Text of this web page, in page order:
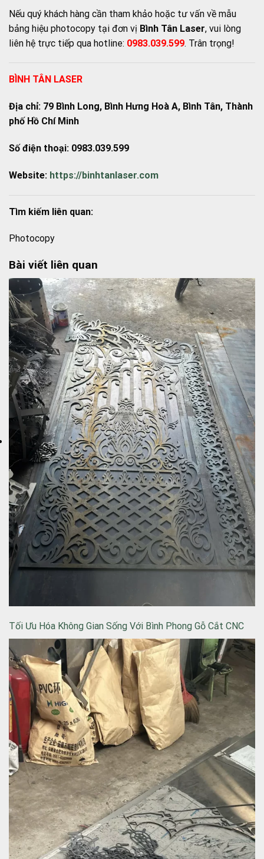
Nếu quý khách hàng cần tham khảo hoặc tư vấn về mẫu
bảng hiệu photocopy tại đơn vị Bình Tân Laser, vui lòng
liên hệ trực tiếp qua hotline: 0983.039.599. Trân trọng!
BÌNH TÂN LASER
Địa chỉ: 79 Bình Long, Bình Hưng Hoà A, Bình Tân, Thành
phố Hồ Chí Minh
Số điện thoại: 0983.039.599
Website: https://binhtanlaser.com
Tìm kiếm liên quan:
Photocopy
Bài viết liên quan
Tối Ưu Hóa Không Gian Sống Với Bình Phong Gỗ Cắt CNC